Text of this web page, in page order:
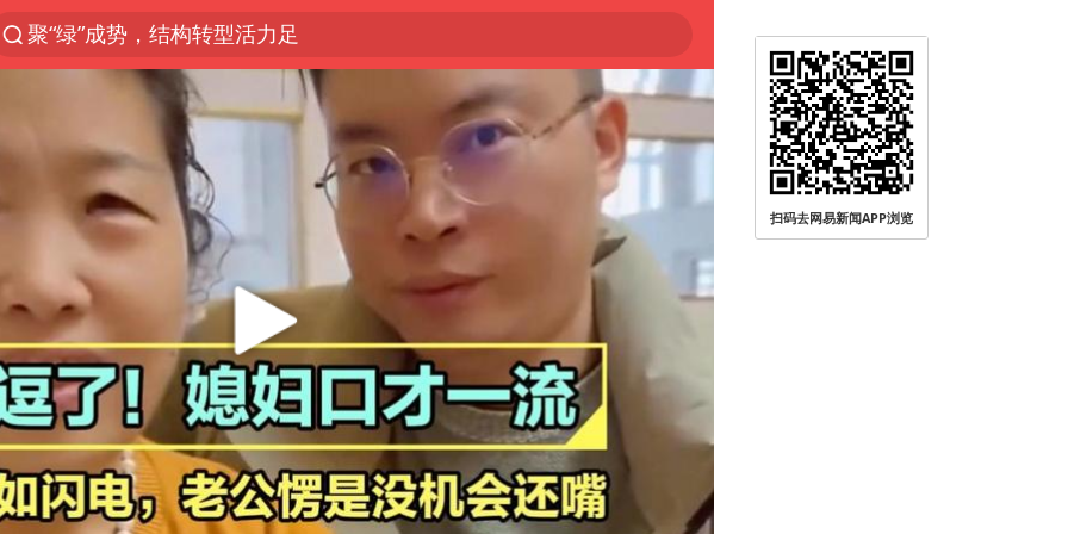
聚“绿”成势，结构转型活力足
80后女柜员逆袭成4200亿银行副行长
多地要求领导干部带头休假
四川资阳市原市长王善平被判11年
金饰克价大幅跳涨
24小时不关空调 电费会更低吗
郑国霖回应去景区上班被保安拦下
浙江舟山21条水上客运航线停航
空调发明出来竟然不是为了给人降温
今年4位周星驰电影配角去世
中国五箭齐发反制美国
扫码去网易新闻APP浏览